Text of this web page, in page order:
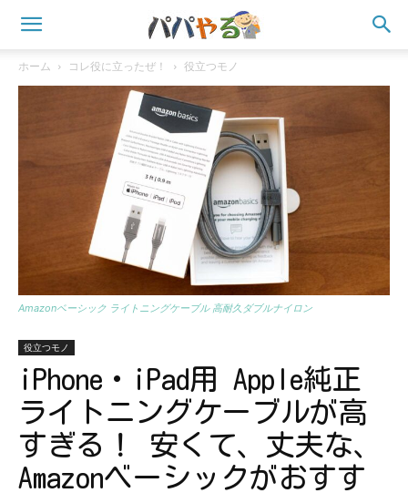
ホーム コレ役に立ったぜ！ 役立つモノ
Amazonベーシック ライトニングケーブル 高耐久ダブルナイロン
役立つモノ
iPhone・iPad用 Apple純正
ライトニングケーブルが高
すぎる！ 安くて、丈夫な、
Amazonベーシックがおすす